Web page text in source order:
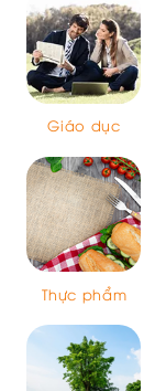
Giáo dục
Thực phẩm